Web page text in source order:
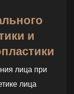
и
лица при
лица